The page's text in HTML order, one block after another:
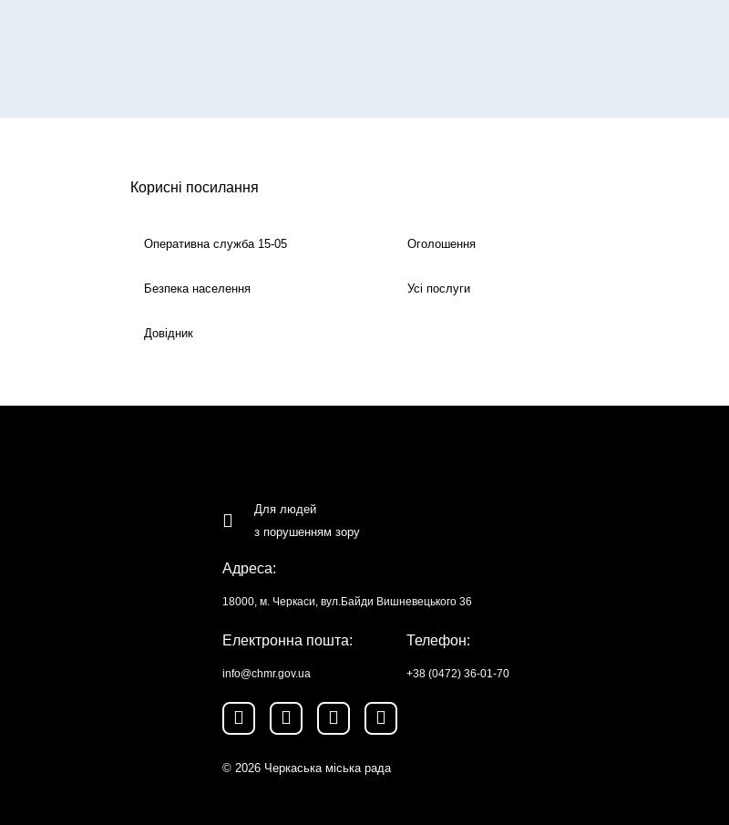
Корисні посилання
Оперативна служба 15-05 Оголошення
Безпека населення Усі послуги
Довідник
Для людей
з порушенням зору
Адреса:
18000, м. Черкаси, вул.Байди Вишневецького 36
Електронна пошта:
info@chmr.gov.ua
Телефон:
+38 (0472) 36-01-70
© 2026 Черкаська міська рада